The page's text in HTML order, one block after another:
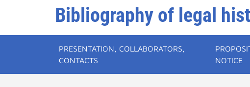
Bibliography of legal
PRESENTATION, COLLABORATORS,
CONTACTS
NOTICE